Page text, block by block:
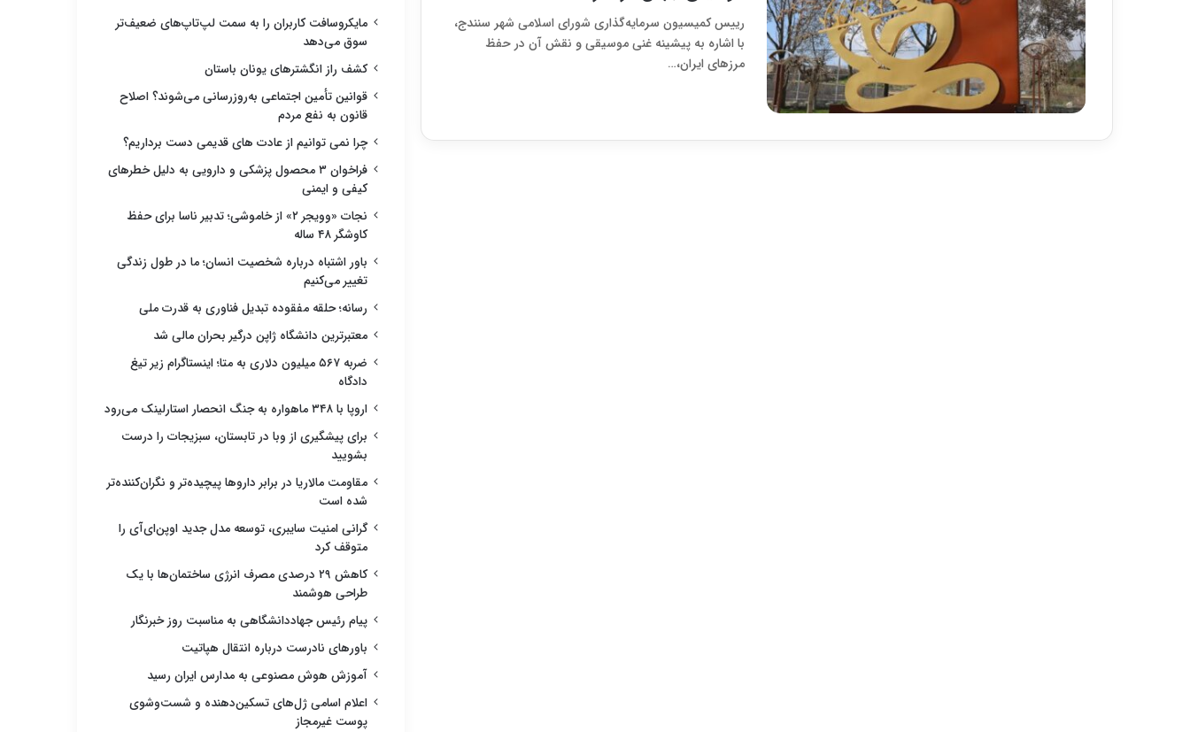
رییس کمیسیون سرمایه‌گذاری شورای اسلامی شهر سنندج،
با اشاره به پیشینه غنی موسیقی و نقش آن در حفظ
مرزهای ایران،…
مایکروسافت کاربران را به سمت لپ‌تاپ‌های ضعیف‌تر
سوق می‌دهد
کشف راز انگشترهای یونان باستان
قوانین تأمین اجتماعی به‌روزرسانی می‌شوند؟ اصلاح
قانون به نفع مردم
چرا نمی توانیم از عادت های قدیمی دست برداریم؟
فراخوان ۳ محصول پزشکی و دارویی به دلیل خطرهای
کیفی و ایمنی
نجات «وویجر ۲» از خاموشی؛ تدبیر ناسا برای حفظ
کاوشگر ۴۸ ساله
باور اشتباه درباره شخصیت انسان؛ ما در طول زندگی
تغییر می‌کنیم
رسانه؛ حلقه مفقوده تبدیل فناوری به قدرت ملی
معتبرترین دانشگاه ژاپن درگیر بحران مالی شد
ضربه ۵۶۷ میلیون دلاری به متا؛ اینستاگرام زیر تیغ
دادگاه
اروپا با ۳۴۸ ماهواره به جنگ انحصار استارلینک می‌رود
برای پیشگیری از وبا در تابستان، سبزیجات را درست
بشویید
مقاومت مالاریا در برابر داروها پیچیده‌تر و نگران‌کننده‌تر
شده است
گرانی امنیت سایبری، توسعه مدل جدید اوپن‌ای‌آی را
متوقف کرد
کاهش ۲۹ درصدی مصرف انرژی ساختمان‌ها با یک
طراحی هوشمند
پیام رئیس جهاددانشگاهی به مناسبت روز خبرنگار
باورهای نادرست درباره انتقال هپاتیت
آموزش هوش مصنوعی به مدارس ایران رسید
اعلام اسامی ژل‌های تسکین‌دهنده و شست‌وشوی
پوست غیرمجاز